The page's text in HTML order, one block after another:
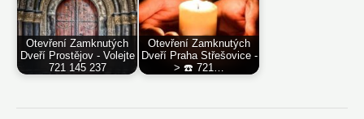
Otevření Zamknutých
Dveří Prostějov - Volejte
721 145 237
Otevření Zamknutých
Dveří Praha Střešovice -
> ☎️ 721…